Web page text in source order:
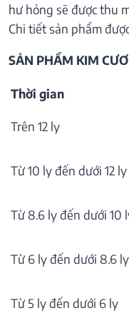
hư hỏng sẽ được thu
Chi tiết sản phẩm
SẢN PHẨM KIM
Thời gian
Trên 12 ly
Từ 10 ly đến dưới 12 ly
Từ 8.6 ly đến dưới 10
Từ 6 ly đến dưới 8.6 ly
Từ 5 ly đến dưới 6 ly